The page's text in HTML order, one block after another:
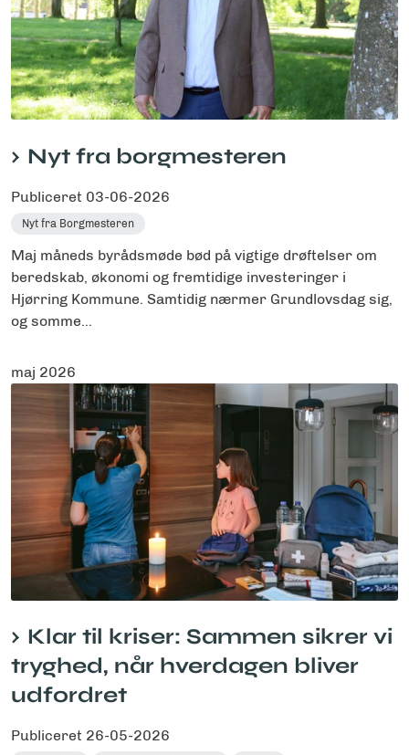
Nyt fra borgmesteren
Publiceret 03-06-2026
Nyt fra Borgmesteren
Maj måneds byrådsmøde bød på vigtige drøftelser om
beredskab, økonomi og fremtidige investeringer i
Hjørring Kommune. Samtidig nærmer Grundlovsdag sig,
og somme...
maj 2026
Klar til kriser: Sammen sikrer vi
tryghed, når hverdagen bliver
udfordret
Publiceret 26-05-2026